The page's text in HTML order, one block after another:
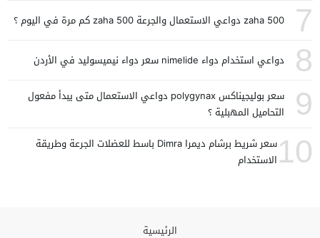
7 zaha 500 دواعي الاستعمال والجرعة zaha 500 كم مرة في اليوم ؟
8 دواعي استخدام دواء nimelide سعر دواء نيميسوليد في الأردن
9
سعر بوليجيناكس polygynax دواعي الاستعمال متى يبدأ مفعول
التحاميل المهبلية ؟
10
سعر شريط برشام ديمرا Dimra باسط للعضلات الجرعة وطريقة
الاستخدام
الرئيسية